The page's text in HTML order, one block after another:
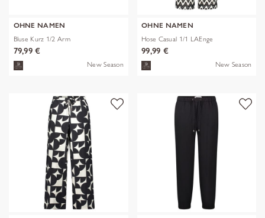
OHNE NAMEN
Bluse Kurz 1/2 Arm
79,99 €
New Season
OHNE NAMEN
Hose Casual 1/1 LAEnge
99,99 €
New Season